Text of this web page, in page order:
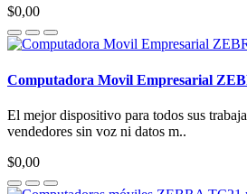
$0,00
Computadora Movil Empresarial
El mejor dispositivo para todos sus
vendedores sin voz ni datos m..
$0,00